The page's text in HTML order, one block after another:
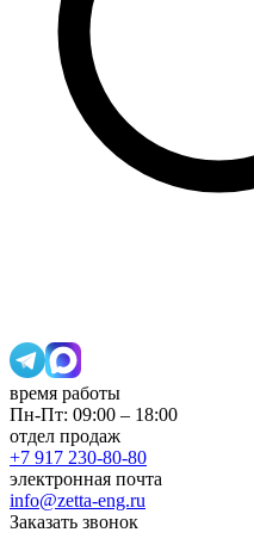
время работы
Пн-Пт: 09:00 – 18:00
отдел продаж
+7 917 230-80-80
электронная почта
info@zetta-eng.ru
Заказать звонок